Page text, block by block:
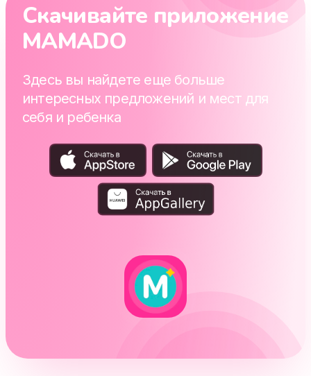
Скачивайте приложение
MAMADO
Здесь вы найдете еще больше
интересных предложений и мест для
себя и ребенка